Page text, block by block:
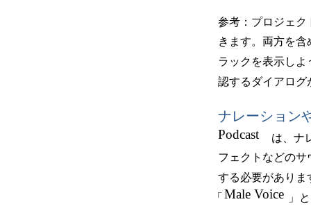
参考：プロジェク
きます。両方を
ラックを表示し
認するダイアログ
ナレーション
Podcast
は、ナ
フェクトなどの
する必要がありま
「 Male Voice 」